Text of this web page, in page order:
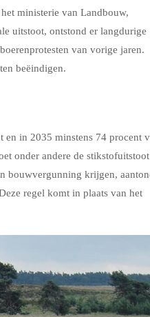
ministerie van Landbouw,
uitstoot, ontstond er langdurige
van vorige jaren.
beëindigen.
en in 2035 minstens 74 procent
onder andere de stikstofuitstoot
bouwvergunning krijgen,
regel komt in plaats van het